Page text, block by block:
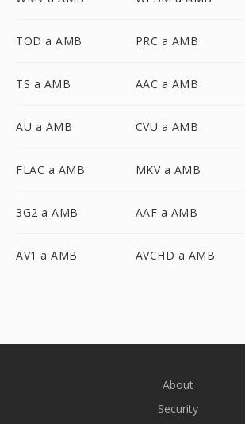
TOD a AMB PRC a AMB
TS a AMB AAC a AMB
AU a AMB CVU a AMB
FLAC a AMB MKV a AMB
3G2 a AMB AAF a AMB
AV1 a AMB AVCHD a AMB
About
Security